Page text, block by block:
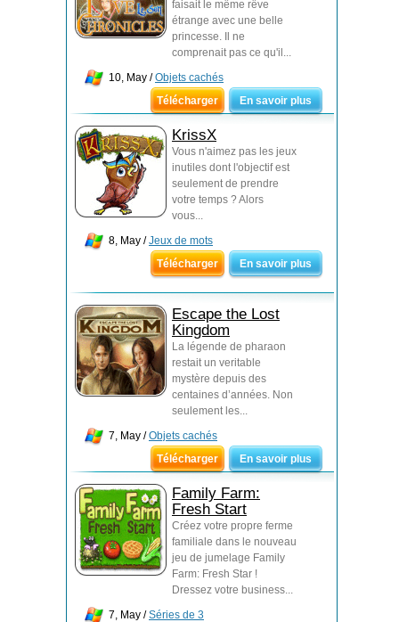
faisait le même rêve
étrange avec une belle
princesse. Il ne
comprenait pas ce qu'il...
10, May /Objets cachés
Télécharger
En savoir plus
KrissX
Vous n'aimez pas les jeux
inutiles dont l'objectif est
seulement de prendre
votre temps ? Alors
vous...
8, May /Jeux de mots
Télécharger
En savoir plus
Escape the Lost
Kingdom
La légende de pharaon
restait un veritable
mystère depuis des
centaines d’années. Non
seulement les...
7, May /Objets cachés
Télécharger
En savoir plus
Family Farm:
Fresh Start
Créez votre propre ferme
familiale dans le nouveau
jeu de jumelage Family
Farm: Fresh Star !
Dressez votre business...
7, May /Séries de 3